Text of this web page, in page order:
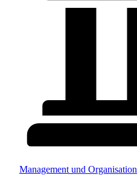
Management und Organisation